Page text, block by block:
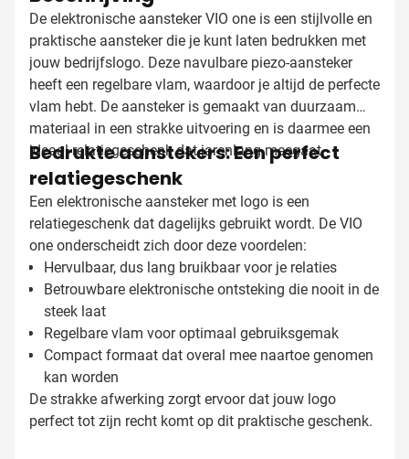
De elektronische aansteker VIO one is een stijlvolle en
praktische aansteker die je kunt laten bedrukken met
jouw bedrijfslogo. Deze navulbare piezo-aansteker
heeft een regelbare vlam, waardoor je altijd de perfecte
vlam hebt. De aansteker is gemaakt van duurzaam
materiaal in een strakke uitvoering en is daarmee een
ideaal relatiegeschenk dat jarenlang meegaat.
Bedrukte aanstekers: Een perfect
relatiegeschenk
Een elektronische aansteker met logo is een
relatiegeschenk dat dagelijks gebruikt wordt. De VIO
one onderscheidt zich door deze voordelen:
Hervulbaar, dus lang bruikbaar voor je relaties
Betrouwbare elektronische ontsteking die nooit in de
steek laat
Regelbare vlam voor optimaal gebruiksgemak
Compact formaat dat overal mee naartoe genomen
kan worden
De strakke afwerking zorgt ervoor dat jouw logo
perfect tot zijn recht komt op dit praktische geschenk.